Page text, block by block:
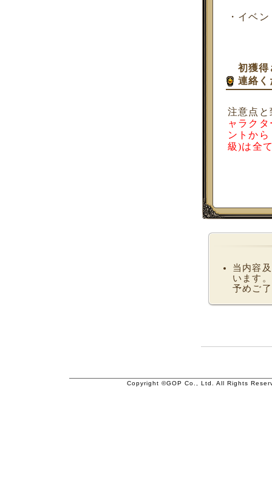
・イベ
初獲
連絡く
注意点
ャラク
ントか
級)は全
当内容
います。
予めご
Copyright ©GOP Co., Ltd. All Rights